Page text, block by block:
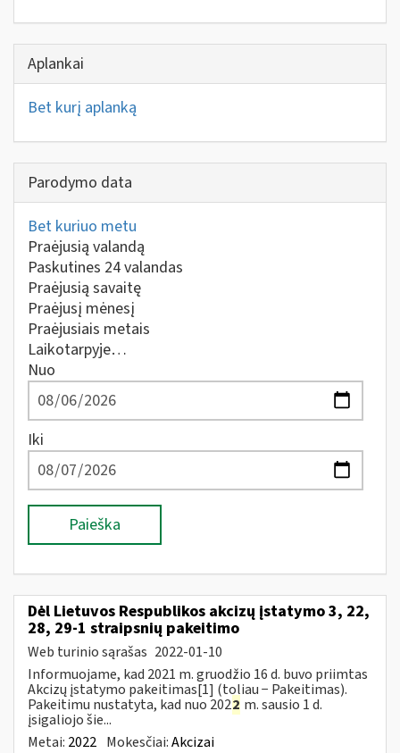
Aplankai
Bet kurį aplanką
Parodymo data
Bet kuriuo metu
Praėjusią valandą
Paskutines 24 valandas
Praėjusią savaitę
Praėjusį mėnesį
Praėjusiais metais
Laikotarpyje…
Nuo
Iki
Paieška
Dėl Lietuvos Respublikos akcizų įstatymo 3, 22,
28, 29-1 straipsnių pakeitimo
Web turinio sąrašas 2022-01-10
Informuojame, kad 2021 m. gruodžio 16 d. buvo priimtas
Akcizų įstatymo pakeitimas[1] (toliau − Pakeitimas).
Pakeitimu nustatyta, kad nuo 2022 m. sausio 1 d.
įsigaliojo šie...
Metai: 2022 Mokesčiai:Akcizai